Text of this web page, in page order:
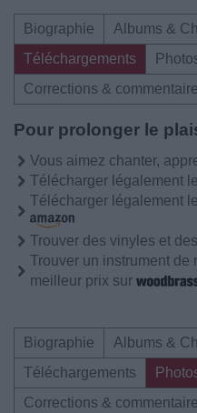
Biographie
Albums &
Téléchargements
Corrections &
Pour prolonger le
Vous aimez chanter,
Télécharger légalement
Télécharger légalement
Trouver des vinyles et
Trouver un instrument de
meilleur prix sur
Biographie
Albums &
Téléchargements
Corrections &